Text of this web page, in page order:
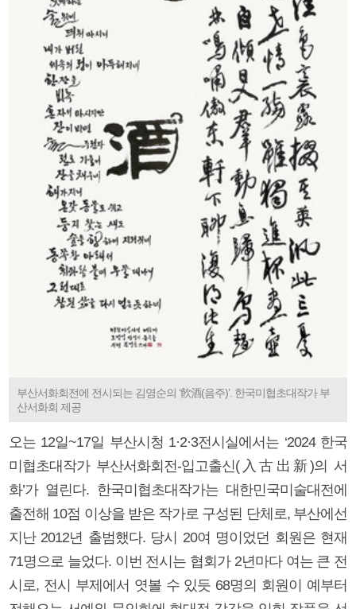
부산서화회전에 전시되는 김영순의 ‘飮酒(음주)’. 한국미협초대작가 부
산서화회 제공
오는 12일~17일 부산시청 1·2·3전시실에서는 ‘2024 한국
미협초대작가 부산서화회전-입고출신(入古出新)의 서
화’가 열린다. 한국미협초대작가는 대한민국미술대전에
출전해 10점 이상을 받은 작가로 구성된 단체로, 부산에선
지난 2012년 출범했다. 당시 20여 명이었던 회원은 현재
71명으로 늘었다. 이번 전시는 협회가 2년마다 여는 큰 전
시로, 전시 부제에서 엿볼 수 있듯 68명의 회원이 예부터